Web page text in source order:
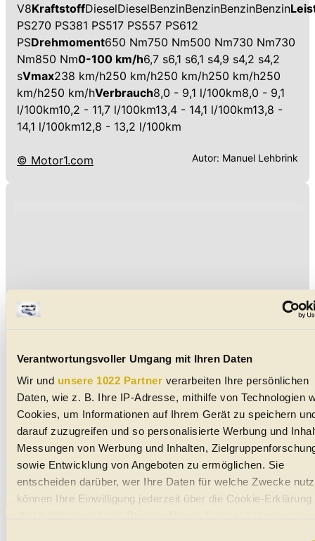
Verantwortungsvoller Umgang mit Ihren Daten
Wir und unsere 1022 Partnerverarbeiten Ihre persönlichen
Daten, wie z. B. Ihre IP-Adresse, mithilfe von Technologien
Cookies, um Informationen auf Ihrem Gerät zu speichern
darauf zuzugreifen und so personalisierte Werbung und
Messungen von Werbung und Inhalten,
sowie Entwicklung von Angeboten zu ermöglichen. Sie
entscheiden darüber, wer Ihre Daten für welche Zwecke
können Ihre Einwilligung jederzeit über die Cookie-Erklärung
V8KraftstoffDieselDieselBenzinBenzinBenzinBenzin
PS270 PS381 PS517 PS557 PS612
PSDrehmoment650 Nm750 Nm500 Nm730 Nm730
Nm850 Nm0-100 km/h6,7 s6,1 s6,1 s4,9 s4,2 s4,2
sVmax238 km/h250 km/h250 km/h250 km/h250
km/h250 km/hVerbrauch8,0 - 9,1 l/100km8,0 - 9,1
l/100km10,2 - 11,7 l/100km13,4 - 14,1 l/100km13,8 -
14,1 l/100km12,8 - 13,2 l/100km
© Motor1.com Autor: Manuel Lehbrink